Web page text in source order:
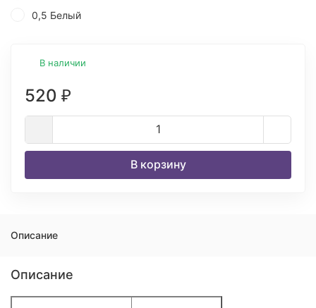
0,5 Белый
В наличии
520 ₽
В корзину
Описание
Описание